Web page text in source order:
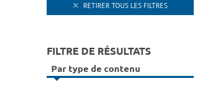
RETIRER TOUS LES FILTRES
FILTRE DE RÉSULTATS
Par type de contenu